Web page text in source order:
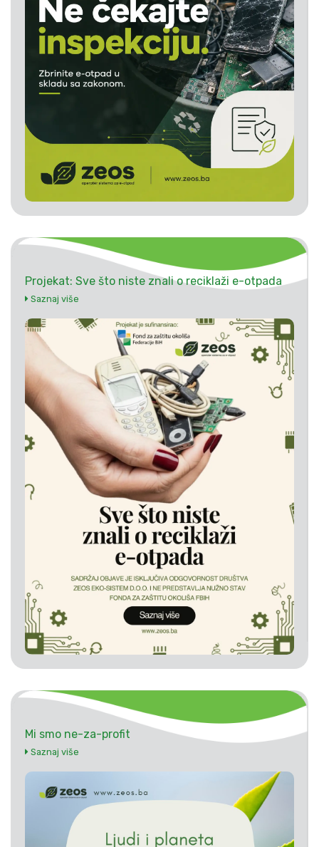
Projekat: Sve što niste znali o reciklaži e-otpada
Saznaj više
Mi smo ne-za-profit
Saznaj više